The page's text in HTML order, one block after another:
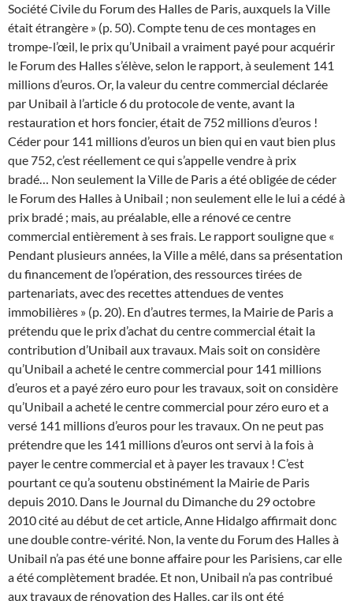
Société Civile du Forum des Halles de Paris, auxquels la Ville
était étrangère » (p. 50).Compte tenu de ces montages en
trompe-l’œil, le prix qu’Unibail a vraiment payé pour acquérir
le Forum des Halles s’élève, selon le rapport, à seulement 141
millions d’euros. Or, la valeur du centre commercial déclarée
par Unibail à l’article 6 du protocole de vente, avant la
restauration et hors foncier, était de 752 millions d’euros !
Céder pour 141 millions d’euros un bien qui en vaut bien plus
que 752, c’est réellement ce qui s’appelle vendre à prix
bradé… Non seulement la Ville de Paris a été obligée de céder
le Forum des Halles à Unibail ; non seulement elle le lui a cédé à
prix bradé ; mais, au préalable, elle a rénové ce centre
commercial entièrement à ses frais. Le rapport souligne que «
Pendant plusieurs années, la Ville a mêlé, dans sa présentation
du financement de l’opération, des ressources tirées de
partenariats, avec des recettes attendues de ventes
immobilières » (p. 20). En d’autres termes, la Mairie de Paris a
prétendu que le prix d’achat du centre commercial était la
contribution d’Unibail aux travaux. Mais soit on considère
qu’Unibail a acheté le centre commercial pour 141 millions
d’euros et a payé zéro euro pour les travaux, soit on considère
qu’Unibail a acheté le centre commercial pour zéro euro et a
versé 141 millions d’euros pour les travaux. On ne peut pas
prétendre que les 141 millions d’euros ont servi à la fois à
payer le centre commercial et à payer les travaux ! C’est
pourtant ce qu’a soutenu obstinément la Mairie de Paris
depuis 2010. Dans le Journal du Dimanche du 29 octobre
2010 cité au début de cet article, Anne Hidalgo affirmait donc
une double contre-vérité. Non, la vente du Forum des Halles à
Unibail n’a pas été une bonne affaire pour les Parisiens, car elle
a été complètement bradée. Et non, Unibail n’a pas contribué
aux travaux de rénovation des Halles, car ils ont été